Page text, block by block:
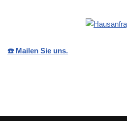
☎️ Mailen Sie uns.